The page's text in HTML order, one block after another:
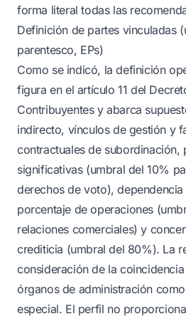
forma literal todas las
Definición de partes vinculadas
parentesco, EPs)
Como se indicó, la definición
figura en el artículo 11 del
Contribuyentes y abarca
indirecto, vínculos de gestión y
contractuales de subordinación,
significativas (umbral del 10%
derechos de voto),
porcentaje de operaciones
relaciones comerciales) y
crediticia (umbral del 80%). La
consideración de la
órganos de administración
especial. El perfil no